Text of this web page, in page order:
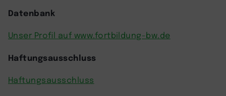
Datenbank
Unser Profil auf www.fortbildung-bw.de
Haftungsausschluss
Haftungsausschluss